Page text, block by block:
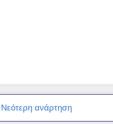
Νεότερη ανάρτηση